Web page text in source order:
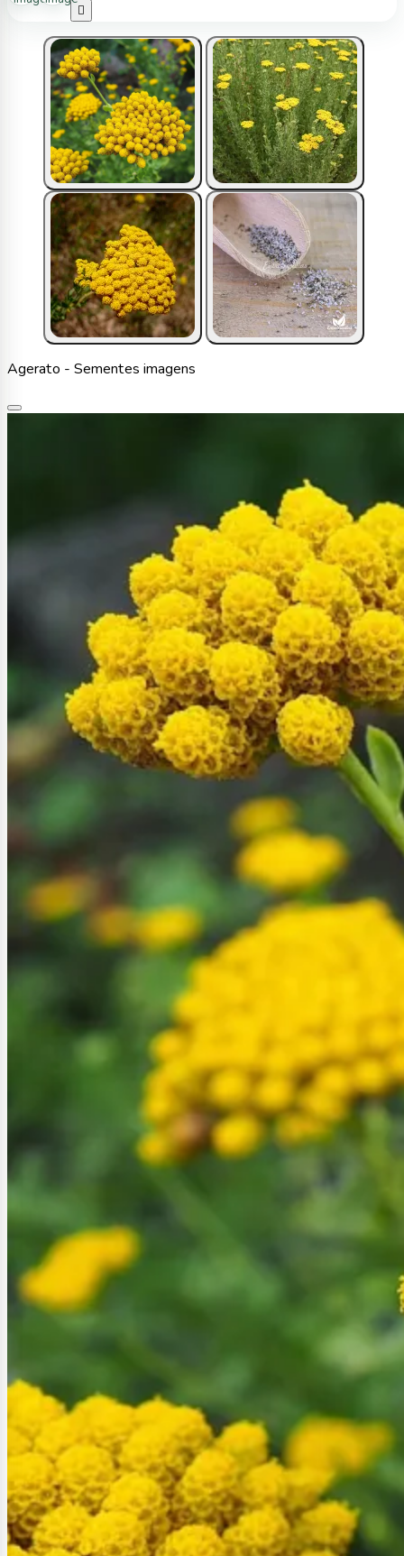

Agerato - Sementes imagens